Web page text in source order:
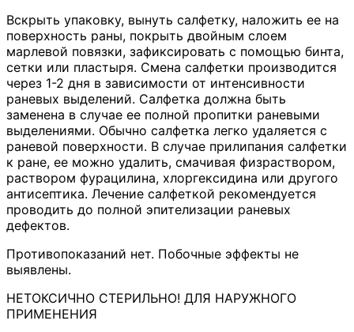
Вскрыть упаковку, вынуть салфетку, наложить ее на
поверхность раны, покрыть двойным слоем
марлевой повязки, зафиксировать с помощью бинта,
сетки или пластыря. Смена салфетки производится
через 1-2 дня в зависимости от интенсивности
раневых выделений. Салфетка должна быть
заменена в случае ее полной пропитки раневыми
выделениями. Обычно салфетка легко удаляется с
раневой поверхности. В случае прилипания салфетки
к ране, ее можно удалить, смачивая физраствором,
раствором фурацилина, хлоргексидина или другого
антисептика. Лечение салфеткой рекомендуется
проводить до полной эпителизации раневых
дефектов.
Противопоказаний нет. Побочные эффекты не
выявлены.
НЕТОКСИЧНО СТЕРИЛЬНО! ДЛЯ НАРУЖНОГО
ПРИМЕНЕНИЯ